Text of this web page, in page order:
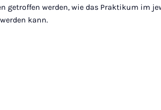
getroffen werden, wie das Praktikum im
kann.